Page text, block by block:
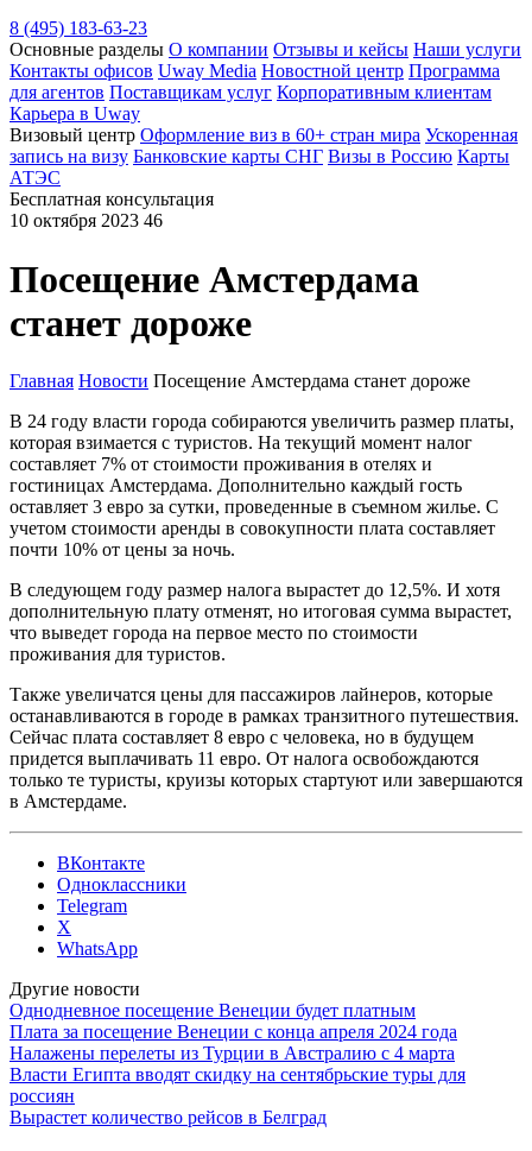
8 (495) 183-63-23
Основные разделы О компании Отзывы и кейсы Наши услуги
Контакты офисов Uway Media Новостной центр Программа
для агентов Поставщикам услуг Корпоративным клиентам
Карьера в Uway
Визовый центр Оформление виз в 60+ стран мира Ускоренная
запись на визу Банковские карты СНГ Визы в Россию Карты
АТЭС
Бесплатная консультация
10 октября 2023 46
Посещение Амстердама
станет дороже
Главная Новости Посещение Амстердама станет дороже
В 24 году власти города собираются увеличить размер платы,
которая взимается с туристов. На текущий момент налог
составляет 7% от стоимости проживания в отелях и
гостиницах Амстердама. Дополнительно каждый гость
оставляет 3 евро за сутки, проведенные в съемном жилье. С
учетом стоимости аренды в совокупности плата составляет
почти 10% от цены за ночь.
В следующем году размер налога вырастет до 12,5%. И хотя
дополнительную плату отменят, но итоговая сумма вырастет,
что выведет города на первое место по стоимости
проживания для туристов.
Также увеличатся цены для пассажиров лайнеров, которые
останавливаются в городе в рамках транзитного путешествия.
Сейчас плата составляет 8 евро с человека, но в будущем
придется выплачивать 11 евро. От налога освобождаются
только те туристы, круизы которых стартуют или завершаются
в Амстердаме.
ВКонтакте
Одноклассники
Telegram
X
WhatsApp
Другие новости
Однодневное посещение Венеции будет платным
Плата за посещение Венеции с конца апреля 2024 года
Налажены перелеты из Турции в Австралию c 4 марта
Власти Египта вводят скидку на сентябрьские туры для
россиян
Вырастет количество рейсов в Белград